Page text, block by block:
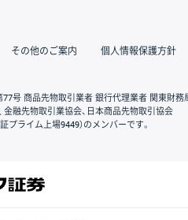
その他のご案内 個人情報保護方針
77号 商品先物取引業者 銀行代理業者 関東財務
金融先物取引業協会、日本商品先物取引協会
プライム上場9449）のメンバーです。